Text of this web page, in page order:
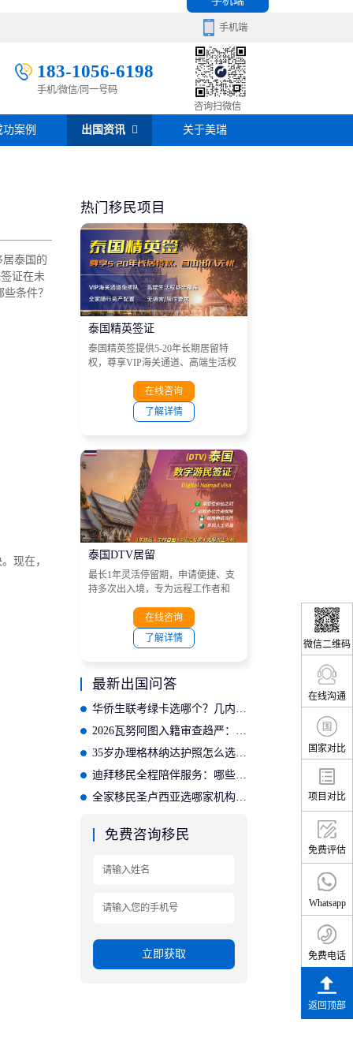
手机端
183-1056-6198
手机/微信/同一号码
咨询扫微信
在线咨询
功案例 出国资讯
移民百科
房产知识
移民问答
关于美瑞
泰国的
证在未
条件？
现在，
热门移民项目
泰国精英签证
泰国精英签提供5-20年长期居留特
权，尊享VIP海关通道、高端生活权
国，资产配置无忧，全家定居首
在线咨询
了解详情
泰国DTV居留
最长1年灵活停留期，申请便捷、支
持多次出入境，专为远程工作者和
活，享受高性价比的东南亚旅居体
在线咨询
了解详情
最新出国问答
35岁办理格林纳达护照怎么选？适合的投资入籍机构推荐
迪拜移民全程陪伴服务：哪些公司提供完善的后续保障？
全家移民圣卢西亚选哪家机构？专业方案适配家庭需求
免费咨询移民
立即获取
微信二维码
在线沟通
国家对比
项目对比
免费评估
Whatsapp
免费电话
返回顶部